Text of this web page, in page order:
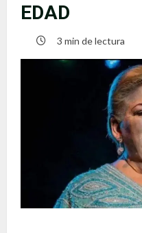
EDAD
3 min de lectura